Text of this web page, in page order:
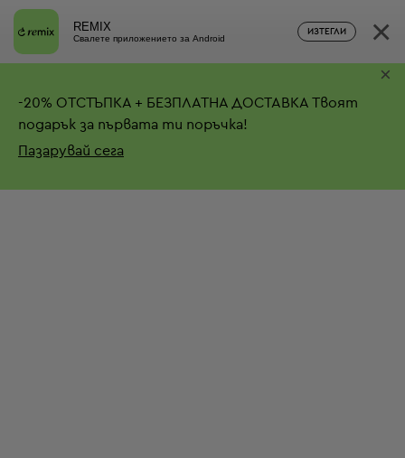
REMIX
Свалете приложението за Android
ИЗТЕГЛИ ×
-20% ОТСТЪПКА + БЕЗПЛАТНА ДОСТАВКА Твоят
подарък за първата ти поръчка!
Пазарувай сега
×